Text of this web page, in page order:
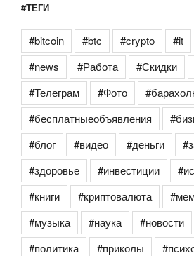
#ТЕГИ
#bitcoin #btc #crypto #it
#news
#Работа #Скидки
#Телеграм
#Фото
#бесплатныеобъявления
#блог
#видео #деньги
#здоровье
#инвестиции
#книги
#криптовалюта
#музыка
#наука #новости
#политика
#приколы